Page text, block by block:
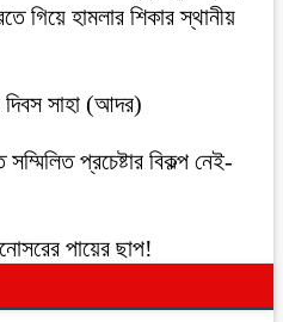
গিয়ে হামলার শিকার স্থানীয়
দিবস সাহা (আদর)
প্রচেষ্টার বিকল্প নেই-
পায়ের ছাপ!